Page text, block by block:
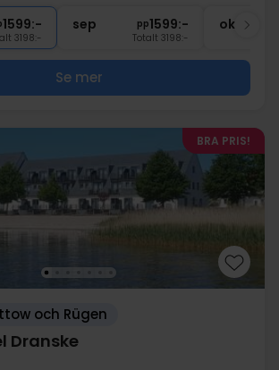
1599:-
3198:-
sep pp1599:-
Totalt 3198:-
okt
Se mer
BRA PRIS!
och Rügen
Dranske